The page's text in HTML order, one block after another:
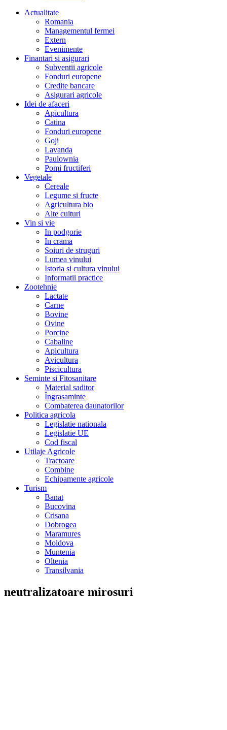
Actualitate
Romania
Managementul fermei
Extern
Evenimente
Finantari si asigurari
Subventii agricole
Fonduri europene
Credite bancare
Asigurari agricole
Idei de afaceri
Apicultura
Catina
Fonduri europene
Goji
Lavanda
Paulownia
Pomi fructiferi
Vegetale
Cereale
Legume si fructe
Agricultura bio
Alte culturi
Vin si vie
In podgorie
In crama
Soiuri de struguri
Lumea vinului
Istoria si cultura vinului
Informatii practice
Zootehnie
Lactate
Carne
Bovine
Ovine
Porcine
Cabaline
Apicultura
Avicultura
Piscicultura
Seminte si Fitosanitare
Material saditor
Îngrasaminte
Combaterea daunatorilor
Politica agricola
Legislatie nationala
Legislatie UE
Cod fiscal
Utilaje Agricole
Tractoare
Combine
Echipamente agricole
Turism
Banat
Bucovina
Crisana
Dobrogea
Maramures
Moldova
Muntenia
Oltenia
Transilvania
neutralizatoare mirosuri